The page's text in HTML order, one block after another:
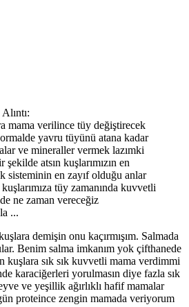
mama verilince tüy değiştirecek
yavru tüyünü atana kadar
ve mineraller vermek lazımki
şekilde atsın kuşlarımızın en
sisteminin en zayıf olduğu anlar
tüy zamanında kuvvetli
ne zaman vereceğiz
...
demişin onu kaçırmışım. Salmada
Benim salma imkanım yok çifthanede
kuşlara sık sık kuvvetli mama verdimmi
karaciğerleri yorulmasın diye fazla sık
ve yeşillik ağırlıklı hafif mamalar
proteince zengin mamada veriyorum